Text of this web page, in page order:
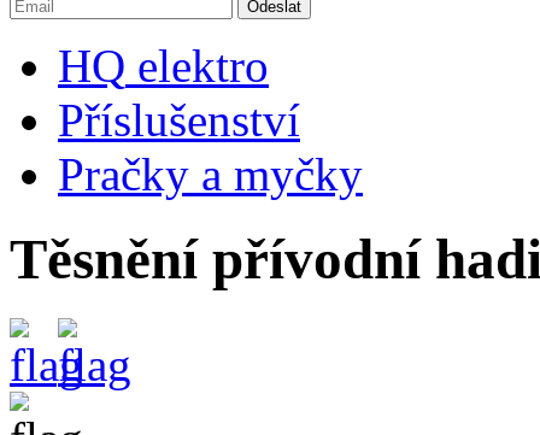
HQ elektro
Příslušenství
Pračky a myčky
Těsnění přívodní